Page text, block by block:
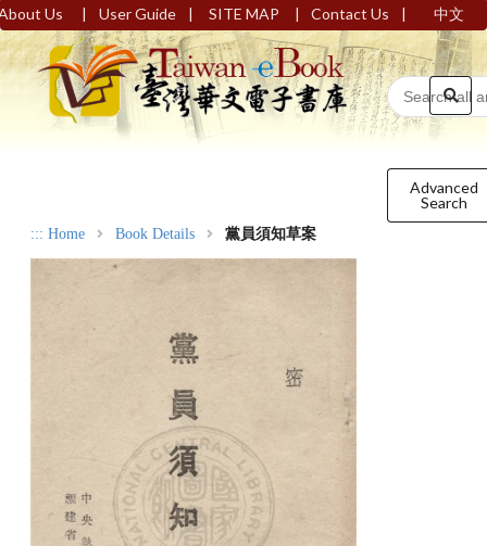
Us | User Guide | SITE MAP | Contact Us | 中文
Advanced
Search
::: Home Book Details 黨員須知草案